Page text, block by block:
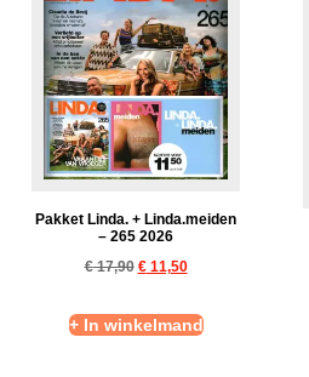
Pakket Linda. + Linda.meiden
– 265 2026
€17,90 €11,50
+ In winkelmand